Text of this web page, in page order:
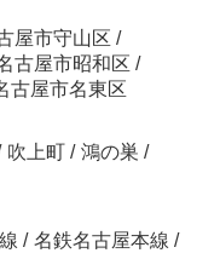
屋市守山区 /
古屋市昭和区 /
古屋市名東区
吹上町 / 鴻の巣 /
/ 名鉄名古屋本線 /